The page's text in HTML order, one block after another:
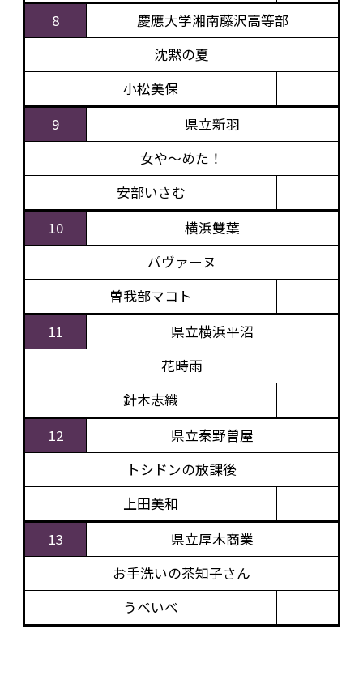
8
慶應大学湘南藤沢高等部
沈黙の夏
小松美保
9
県立新羽
女や～めた！
安部いさむ
10
横浜雙葉
パヴァーヌ
曽我部マコト
11
県立横浜平沼
花時雨
針木志織
12
県立秦野曽屋
トシドンの放課後
上田美和
13
県立厚木商業
お手洗いの茶知子さん
うべいべ